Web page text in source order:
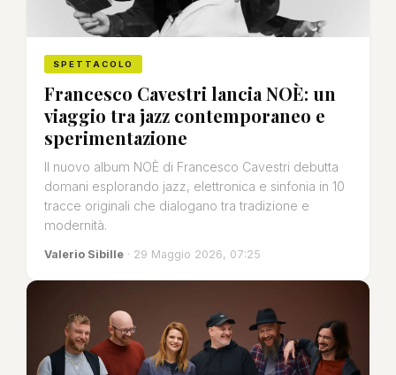
SPETTACOLO
Francesco Cavestri lancia NOÈ: un
viaggio tra jazz contemporaneo e
sperimentazione
Il nuovo album NOÈ di Francesco Cavestri debutta
domani esplorando jazz, elettronica e sinfonia in 10
tracce originali che dialogano tra tradizione e
modernità.
Valerio Sibille · 29 Maggio 2026, 07:25